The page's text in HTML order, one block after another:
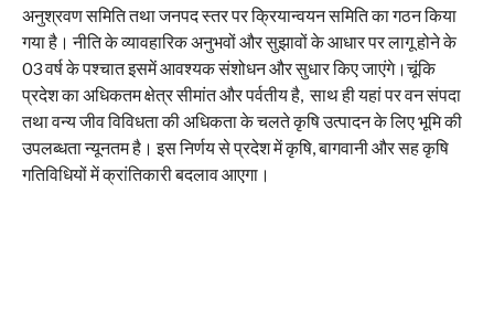
अनुश्रवण समिति तथा जनपद स्तर पर क्रियान्वयन समिति का गठन किया
गया है। नीति के व्यावहारिक अनुभवों और सुझावों के आधार पर लागू होने के
03 वर्ष के पश्चात इसमें आवश्यक संशोधन और सुधार किए जाएंगे।चूंकि
प्रदेश का अधिकतम क्षेत्र सीमांत और पर्वतीय है, साथ ही यहां पर वन संपदा
तथा वन्य जीव विविधता की अधिकता के चलते कृषि उत्पादन के लिए भूमि की
उपलब्धता न्यूनतम है। इस निर्णय से प्रदेश में कृषि, बागवानी और सह कृषि
गतिविधियों में क्रांतिकारी बदलाव आएगा।